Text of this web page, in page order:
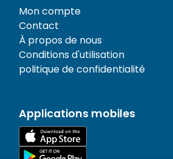
Mon compte
Contact
À propos de nous
Conditions d'utilisation
politique de confidentialité
Applications mobiles